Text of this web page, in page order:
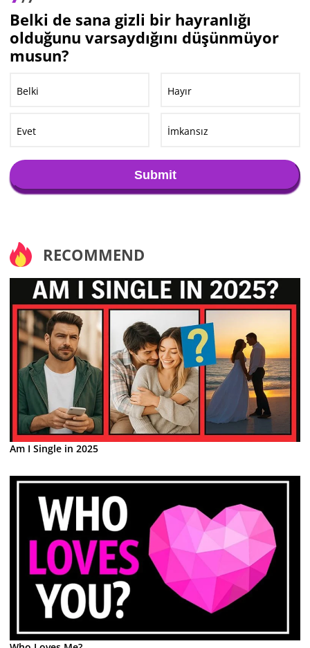
Belki de sana gizli bir hayranlığı
olduğunu varsaydığını düşünmüyor
musun?
Belki Hayır
Evet İmkansız
Submit
RECOMMEND
Am I Single in 2025